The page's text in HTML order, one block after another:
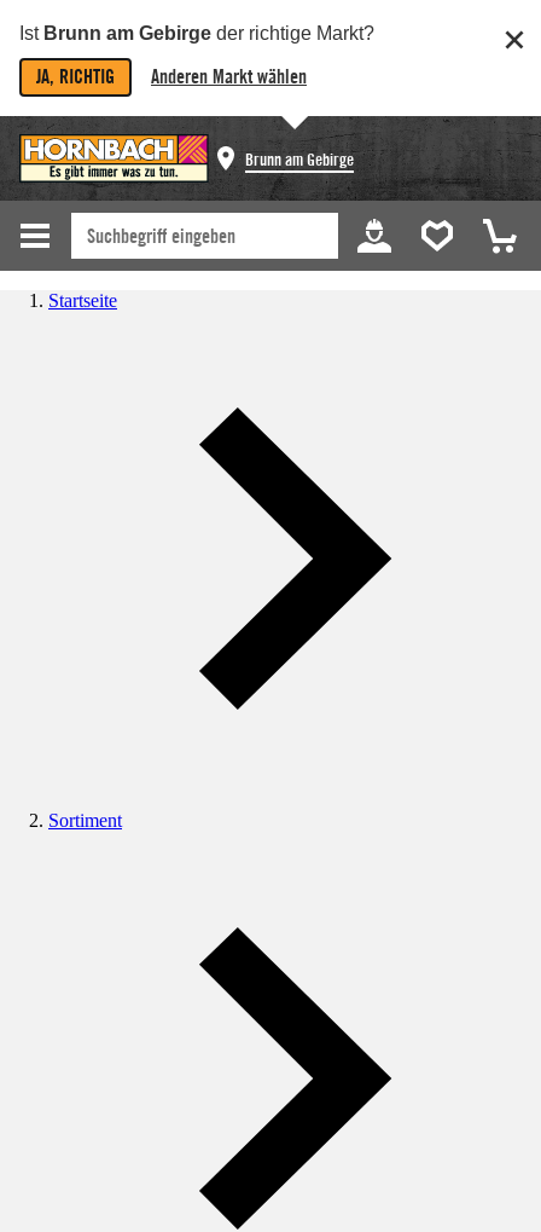
Ist Brunn am Gebirge der richtige Markt?
JA, RICHTIG Anderen Markt wählen
Brunn am Gebirge
Startseite
Sortiment